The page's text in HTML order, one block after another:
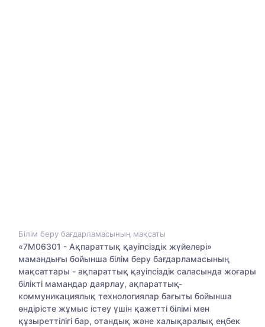
Білім беру бағдарламасының мақсаты
«7М06301 - Ақпараттық қауіпсіздік жүйелері»
мамандығы бойынша білім беру бағдарламасының
мақсаттары - ақпараттық қауіпсіздік саласында жоғары
білікті мамандар даярлау, ақпараттық-
коммуникациялық технологиялар бағыты бойынша
өндірісте жұмыс істеу үшін қажетті білімі мен
құзыреттілігі бар, отандық және халықаралық еңбек